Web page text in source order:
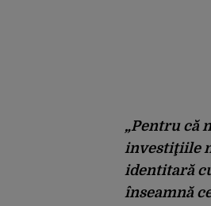
„Pentru că
investiţiile
identitară
înseamnă